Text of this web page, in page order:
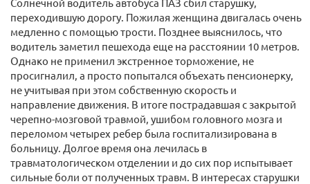
переходившую дорогу. Пожилая женщина двигалась очень
медленно с помощью трости. Позднее выяснилось, что
водитель заметил пешехода еще на расстоянии 10 метров.
Однако не применил экстренное торможение, не
просигналил, а просто попытался объехать пенсионерку,
не учитывая при этом собственную скорость и
направление движения. В итоге пострадавшая с закрытой
черепно-мозговой травмой, ушибом головного мозга и
переломом четырех ребер была госпитализирована в
больницу. Долгое время она лечилась в
травматологическом отделении и до сих пор испытывает
сильные боли от полученных травм. В интересах старушки